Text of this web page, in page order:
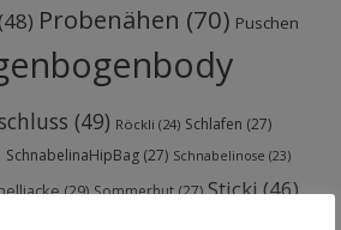
Probenähen (70) Puschen
(49) Röckli (24) Schlafen (27)
SchnabelinaHipBag (27) Schnabelinose (23)
(29) Sommerhut(27) Sticki(46)